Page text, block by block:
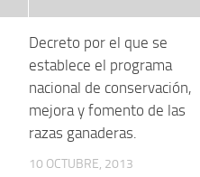
Decreto por el que se
establece el programa
nacional de conservación,
mejora y fomento de las
razas ganaderas.
10 OCTUBRE, 2013